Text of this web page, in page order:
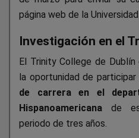
página web de la
Investigación en el
El Trinity College de
la oportunidad de participar
de carrera en el
Hispanoamericana de
periodo de tres años.